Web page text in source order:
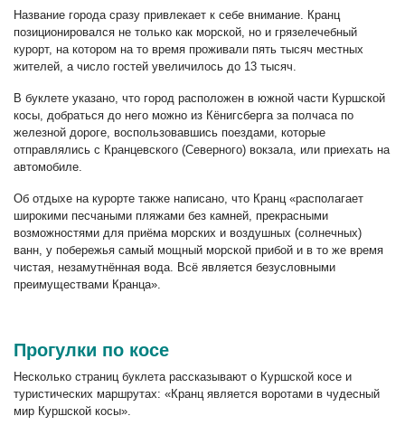
Название города сразу привлекает к себе внимание. Кранц
позиционировался не только как морской, но и грязелечебный
курорт, на котором на то время проживали пять тысяч местных
жителей, а число гостей увеличилось до 13 тысяч.
В буклете указано, что город расположен в южной части Куршской
косы, добраться до него можно из Кёнигсберга за полчаса по
железной дороге, воспользовавшись поездами, которые
отправлялись с Кранцевского (Северного) вокзала, или приехать на
автомобиле.
Об отдыхе на курорте также написано, что Кранц «располагает
широкими песчаными пляжами без камней, прекрасными
возможностями для приёма морских и воздушных (солнечных)
ванн, у побережья самый мощный морской прибой и в то же время
чистая, незамутнённая вода. Всё является безусловными
преимуществами Кранца».
Прогулки по косе
Несколько страниц буклета рассказывают о Куршской косе и
туристических маршрутах: «Кранц является воротами в чудесный
мир Куршской косы».